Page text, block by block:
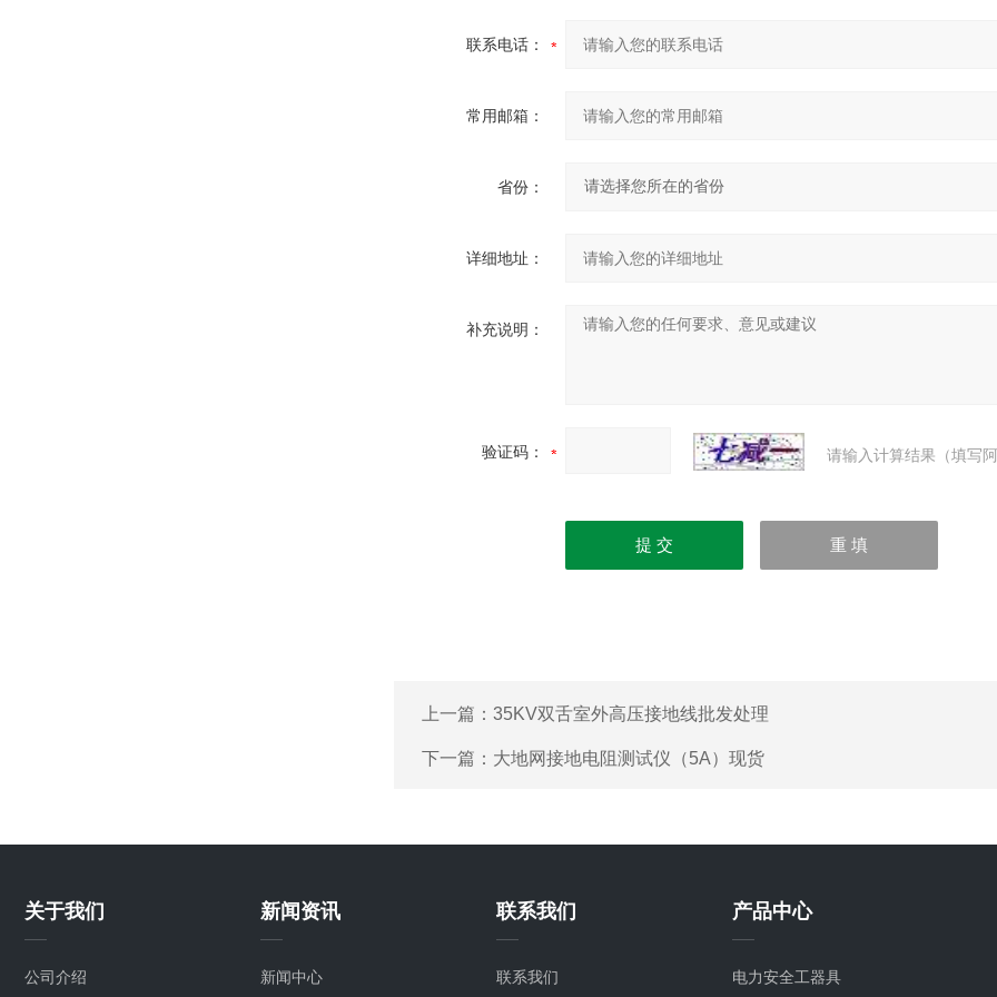
联系电话：
常用邮箱：
省份：
详细地址：
补充说明：
验证码： 请输入计算结果（填写
上一篇： 35KV双舌室外高压接地线批发处理
下一篇： 大地网接地电阻测试仪（5A）现货
关于我们
公司介绍
新闻资讯
新闻中心
联系我们
联系我们
产品中心
电力安全工器具